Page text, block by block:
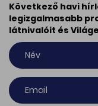
Következő havi
legizgalmasabb
látnivalóit és